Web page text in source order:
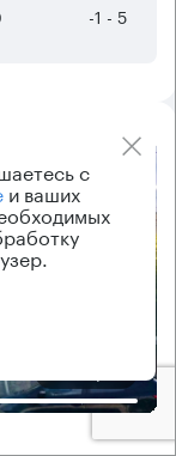
-1 - 5
с
и ваших